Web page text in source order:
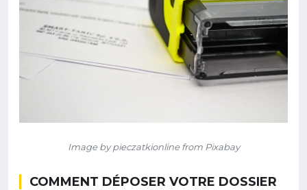
Image by pieczatkionline from Pixabay
COMMENT DÉPOSER VOTRE DOSSIER